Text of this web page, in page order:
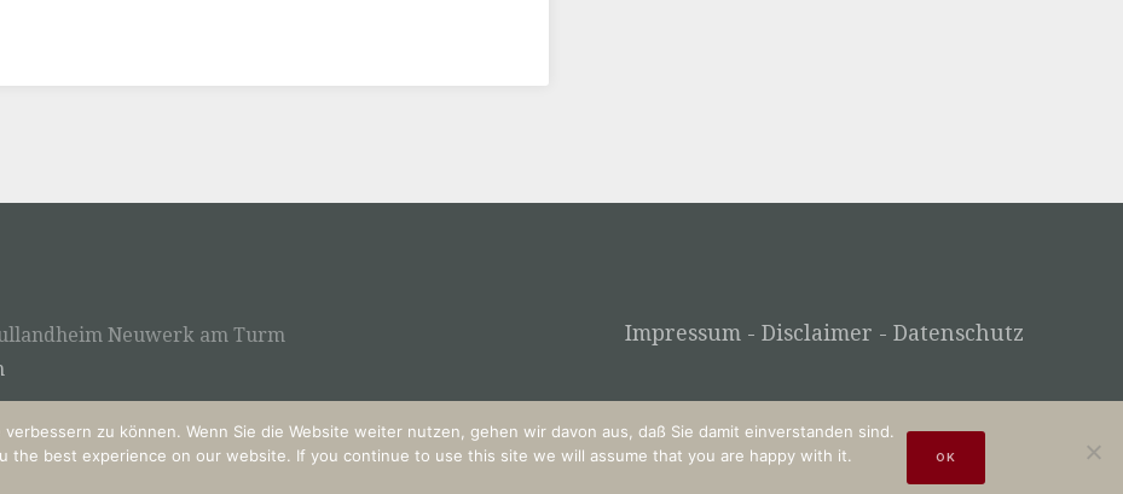
Neuwerk am Turm
Impressum - Disclaimer - Datenschutz
zu können. Wenn Sie die Website weiter nutzen, gehen wir davon aus, daß Sie damit einverstanden sind.
the best experience on our website. If you continue to use this site we will assume that you are happy with it.
OK